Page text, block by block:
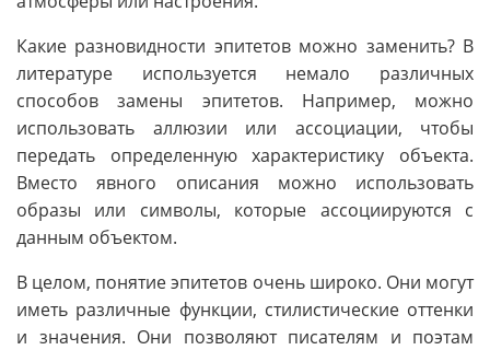
Какие разновидности эпитетов можно заменить? В
литературе используется немало различных
способов замены эпитетов. Например, можно
использовать аллюзии или ассоциации, чтобы
передать определенную характеристику объекта.
Вместо явного описания можно использовать
образы или символы, которые ассоциируются с
данным объектом.
В целом, понятие эпитетов очень широко. Они могут
иметь различные функции, стилистические оттенки
и значения. Они позволяют писателям и поэтам